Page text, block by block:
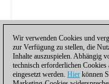
Wir verwenden Cookies und
zur Verfügung zu stellen, die
Inhalte auszuspielen. Abhängig
technisch erforderlichen
eingesetzt werden. Hier können